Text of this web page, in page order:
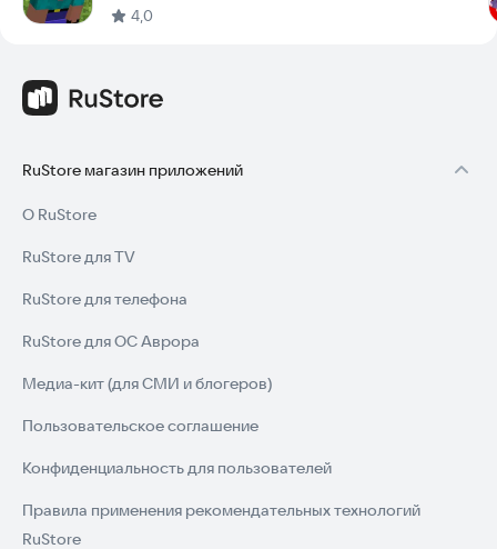
4,0
RuStore магазин приложений
О RuStore
RuStore для TV
RuStore для телефона
RuStore для ОС Аврора
Медиа-кит (для СМИ и блогеров)
Пользовательское соглашение
Конфиденциальность для пользователей
Правила применения рекомендательных технологий
RuStore